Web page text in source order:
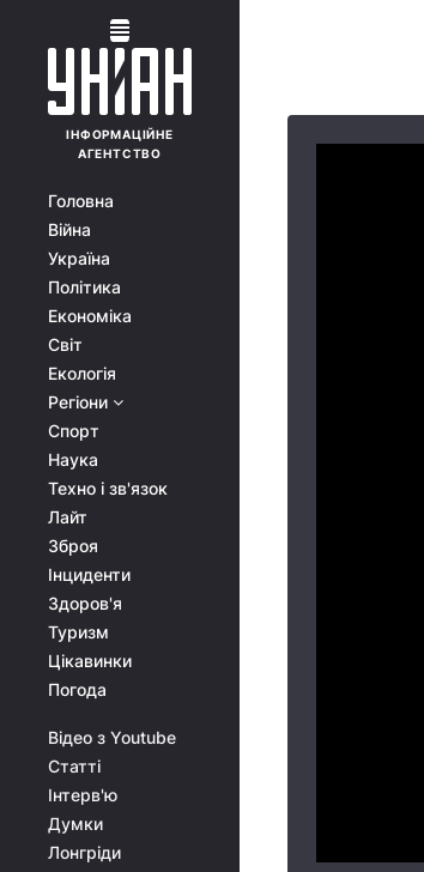
ІНФОРМАЦІЙНЕ
АГЕНТСТВО
Головна
Війна
Україна
Політика
Економіка
Світ
Екологія
Регіони
Спорт
Наука
Техно і зв'язок
Лайт
Зброя
Інциденти
Здоров'я
Туризм
Цікавинки
Погода
Відео з Youtube
Статті
Інтерв'ю
Думки
Лонгріди